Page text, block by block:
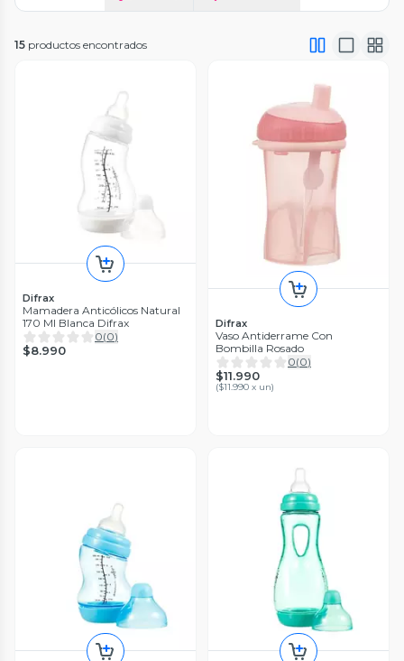
15 productos encontrados
Difrax
Mamadera Anticólicos Natural
170 Ml Blanca Difrax
0(0)
$8.990
Difrax
Vaso Antiderrame Con
Bombilla Rosado
0(0)
$11.990
($11.990 x un)